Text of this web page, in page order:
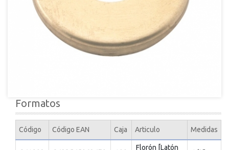
Formatos
Código Código EAN Caja Articulo Medidas
Florón [Latón